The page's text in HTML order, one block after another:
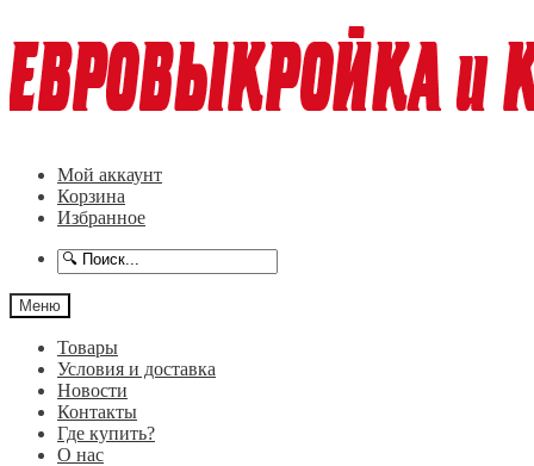
к
навигации
к
содержимому
Мой аккаунт
Корзина
Избранное
Меню
Товары
Условия и доставка
Новости
Контакты
Где купить?
О нас